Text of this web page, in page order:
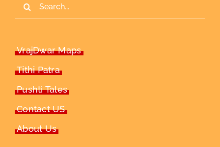
VrajDwar Maps
Tithi Patra
Pushti Tales
Contact US
About Us